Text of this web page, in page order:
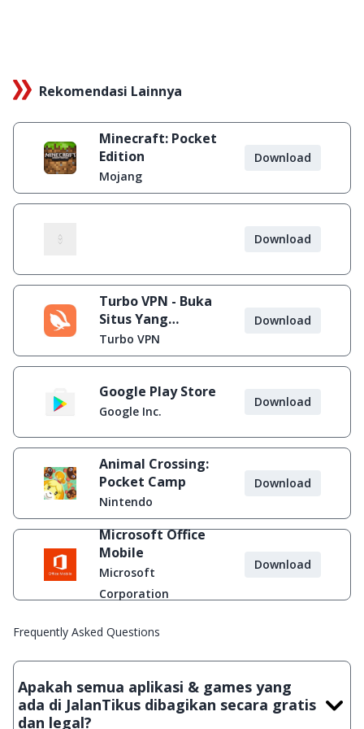
Rekomendasi Lainnya
Minecraft: Pocket
Edition
Mojang
Download
Download
Turbo VPN - Buka
Situs Yang
Diblokir
Turbo VPN
Download
Google Play Store
Google Inc.
Download
Animal Crossing:
Pocket Camp
Nintendo
Download
Microsoft Office
Mobile
Microsoft
Corporation
Download
Frequently Asked Questions
Apakah semua aplikasi & games yang
ada di JalanTikus dibagikan secara gratis
dan legal?